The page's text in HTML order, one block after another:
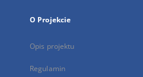
O Projekcie
Opis projektu
Regulamin